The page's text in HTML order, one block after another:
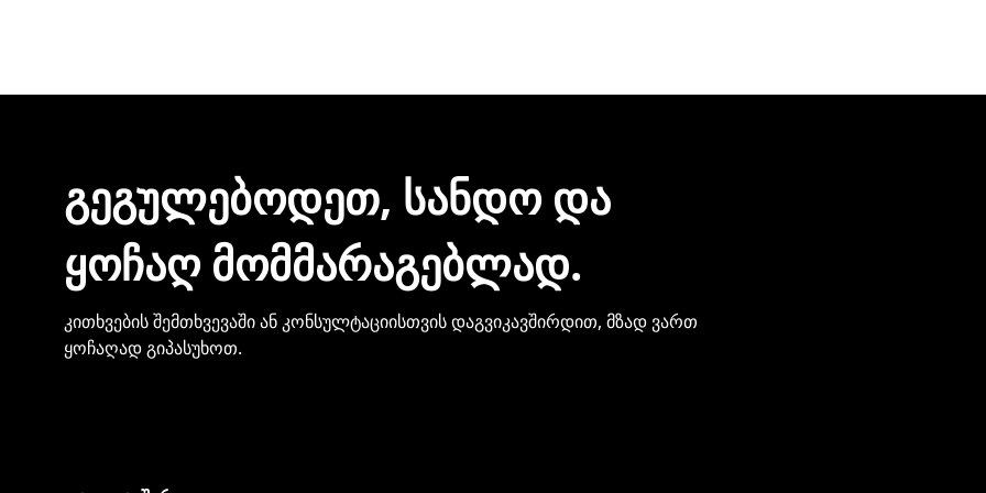
ᲒᲔᲒᲣᲚᲔᲑᲝᲓᲔᲗ, ᲡᲐᲜᲓᲝ ᲓᲐ
ᲧᲝᲩᲐᲦ ᲛᲝᲛᲛᲐᲠᲐᲒᲔᲑᲚᲐᲓ.
კითხვების შემთხვევაში ან კონსულტაციისთვის დაგვიკავშირდით, მზად ვართ
ყოჩაღად გიპასუხოთ.